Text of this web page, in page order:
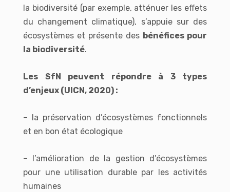
la biodiversité (par exemple, atténuer les effets
du changement climatique), s’appuie sur des
écosystèmes et présente des bénéfices pour
la biodiversité.
Les SfN peuvent répondre à 3 types
d’enjeux (UICN, 2020) :
– la préservation d’écosystèmes fonctionnels
et en bon état écologique
– l’amélioration de la gestion d’écosystèmes
pour une utilisation durable par les activités
humaines